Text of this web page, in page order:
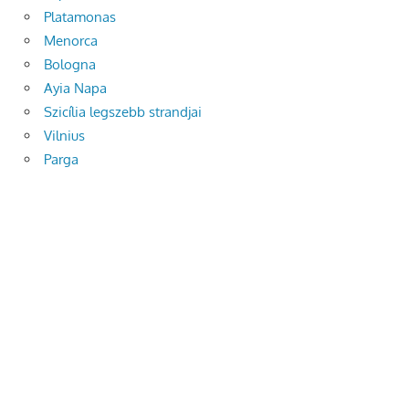
Platamonas
Menorca
Bologna
Ayia Napa
Szicília legszebb strandjai
Vilnius
Parga